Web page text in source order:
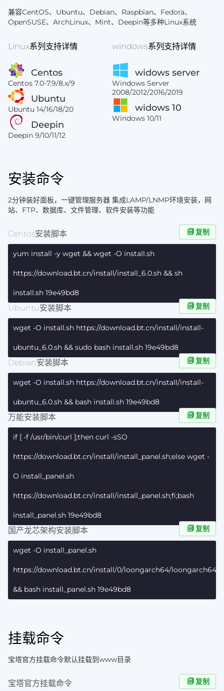
兼容CentOS、Ubuntu、Debian、Raspbian、Fedora、
OpenSUSE、ArchLinux、Mint、Deepin等多种Linux系统
Linux系列支持详情
Centos
Centos 7.0-7.9/8.x/9
Ubuntu
Ubuntu 14/16/18/20
Deepin
Deepin 9/10/11/12
windows系列支持详情
widows server
Windows Server
2008/2012/2016/2019
widows 10
Windows 10/11
安装命令
2分钟装好面板，一键管理服务器 集成LAMP/LNMP环境安装，网
站、FTP、数据库、文件管理、软件安装等功能
Centos安装脚本
yum install -y wget && wget -O install.sh
https://download.bt.cn/install/install_6.0.sh && sh
install.sh 19e49bd8
复制
Ubuntu安装脚本
wget -O install.sh https://download.bt.cn/install/install-
ubuntu_6.0.sh && sudo bash install.sh 19e49bd8
复制
Debian安装脚本
wget -O install.sh https://download.bt.cn/install/install-
ubuntu_6.0.sh && bash install.sh 19e49bd8
复制
万能安装脚本
if [ -f /usr/bin/curl ];then curl -sSO
https://download.bt.cn/install/install_panel.sh;else wget -
O install_panel.sh
https://download.bt.cn/install/install_panel.sh;fi;bash
install_panel.sh 19e49bd8
复制
国产龙芯架构安装脚本
wget -O install_panel.sh
https://download.bt.cn/install/0/loongarch64/
&& bash install_panel.sh 19e49bd8
复制
挂载命令
宝塔官方挂载命令默认挂载到www目录
宝塔官方挂载命令 复制